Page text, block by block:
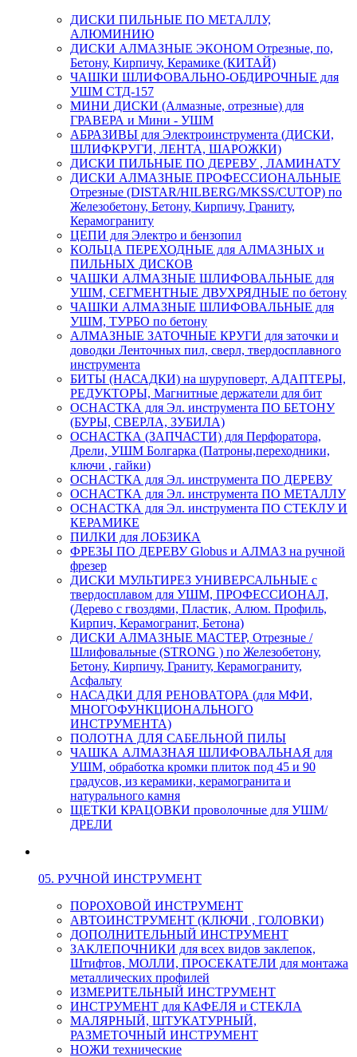
ДИСКИ ПИЛЬНЫЕ ПО МЕТАЛЛУ,
АЛЮМИНИЮ
ДИСКИ АЛМАЗНЫЕ ЭКОНОМ Отрезные, по,
Бетону, Кирпичу, Керамике (КИТАЙ)
ЧАШКИ ШЛИФОВАЛЬНО-ОБДИРОЧНЫЕ для
УШМ СТД-157
МИНИ ДИСКИ (Алмазные, отрезные) для
ГРАВЕРА и Мини - УШМ
АБРАЗИВЫ для Электроинструмента (ДИСКИ,
ШЛИФКРУГИ, ЛЕНТА, ШАРОЖКИ)
ДИСКИ ПИЛЬНЫЕ ПО ДЕРЕВУ , ЛАМИНАТУ
ДИСКИ АЛМАЗНЫЕ ПРОФЕССИОНАЛЬНЫЕ
Отрезные (DISTAR/HILBERG/MKSS/CUTOP) по
Железобетону, Бетону, Кирпичу, Граниту,
Керамограниту
ЦЕПИ для Электро и бензопил
КОЛЬЦА ПЕРЕХОДНЫЕ для АЛМАЗНЫХ и
ПИЛЬНЫХ ДИСКОВ
ЧАШКИ АЛМАЗНЫЕ ШЛИФОВАЛЬНЫЕ для
УШМ, СЕГМЕНТНЫЕ ДВУХРЯДНЫЕ по бетону
ЧАШКИ АЛМАЗНЫЕ ШЛИФОВАЛЬНЫЕ для
УШМ, ТУРБО по бетону
АЛМАЗНЫЕ ЗАТОЧНЫЕ КРУГИ для заточки и
доводки Ленточных пил, сверл, твердосплавного
инструмента
БИТЫ (НАСАДКИ) на шуруповерт, АДАПТЕРЫ,
РЕДУКТОРЫ, Магнитные держатели для бит
ОСНАСТКА для Эл. инструмента ПО БЕТОНУ
(БУРЫ, СВЕРЛА, ЗУБИЛА)
ОСНАСТКА (ЗАПЧАСТИ) для Перфоратора,
Дрели, УШМ Болгарка (Патроны,переходники,
ключи , гайки)
ОСНАСТКА для Эл. инструмента ПО ДЕРЕВУ
ОСНАСТКА для Эл. инструмента ПО МЕТАЛЛУ
ОСНАСТКА для Эл. инструмента ПО СТЕКЛУ И
КЕРАМИКЕ
ПИЛКИ для ЛОБЗИКА
ФРЕЗЫ ПО ДЕРЕВУ Globus и АЛМАЗ на ручной
фрезер
ДИСКИ МУЛЬТИРЕЗ УНИВЕРСАЛЬНЫЕ с
твердосплавом для УШМ, ПРОФЕССИОНАЛ,
(Дерево с гвоздями, Пластик, Алюм. Профиль,
Кирпич, Керамогранит, Бетона)
ДИСКИ АЛМАЗНЫЕ МАСТЕР, Отрезные /
Шлифовальные (STRONG ) по Железобетону,
Бетону, Кирпичу, Граниту, Керамограниту,
Асфальту
НАСАДКИ ДЛЯ РЕНОВАТОРА (для МФИ,
МНОГОФУНКЦИОНАЛЬНОГО
ИНСТРУМЕНТА)
ПОЛОТНА ДЛЯ САБЕЛЬНОЙ ПИЛЫ
ЧАШКА АЛМАЗНАЯ ШЛИФОВАЛЬНАЯ для
УШМ, обработка кромки плиток под 45 и 90
градусов, из керамики, керамогранита и
натурального камня
ЩЕТКИ КРАЦОВКИ проволочные для УШМ/
ДРЕЛИ
05. РУЧНОЙ ИНСТРУМЕНТ
ПОРОХОВОЙ ИНСТРУМЕНТ
АВТОИНСТРУМЕНТ (КЛЮЧИ , ГОЛОВКИ)
ДОПОЛНИТЕЛЬНЫЙ ИНСТРУМЕНТ
ЗАКЛЕПОЧНИКИ для всех видов заклепок,
Штифтов, МОЛЛИ, ПРОСЕКАТЕЛИ для монтажа
металлических профилей
ИЗМЕРИТЕЛЬНЫЙ ИНСТРУМЕНТ
ИНСТРУМЕНТ для КАФЕЛЯ и СТЕКЛА
МАЛЯРНЫЙ, ШТУКАТУРНЫЙ,
РАЗМЕТОЧНЫЙ ИНСТРУМЕНТ
НОЖИ технические